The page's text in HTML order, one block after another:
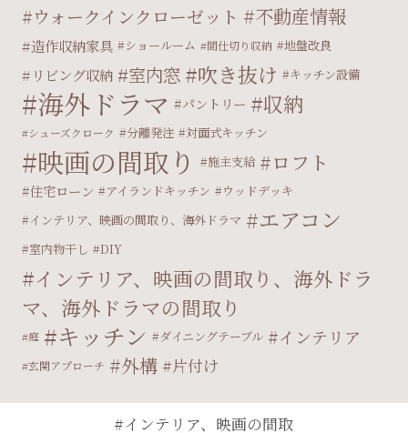
ウォークインクローゼット 不動産情報
造作収納家具 ショールーム 間仕切り収納 地盤改良
リビング収納 室内窓 吹き抜け キッチン設備
海外ドラマ パントリー 収納
シューズクローク 分離発注 対面式キッチン
映画の間取り 施主支給 ロフト
住宅ローン アイランドキッチン
ウッドデッキ
インテリア、映画の間取り、海外ドラマ
エアコン
室内物干し DIY
インテリア、映画の間取り、海外ドラ
マ、海外ドラマの間取り
庭 キッチン ダイニングテーブル インテリア
玄関アプローチ 外構 片付け
#インテリア、映画の間取